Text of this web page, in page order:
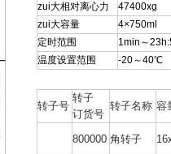
zui大相对离心力
47400xg
zui大容量
4×750ml
定时范围
1min～
温度设置范围
-20～40℃
转子号
转子
订货号
转子名称 容
800000 角转子